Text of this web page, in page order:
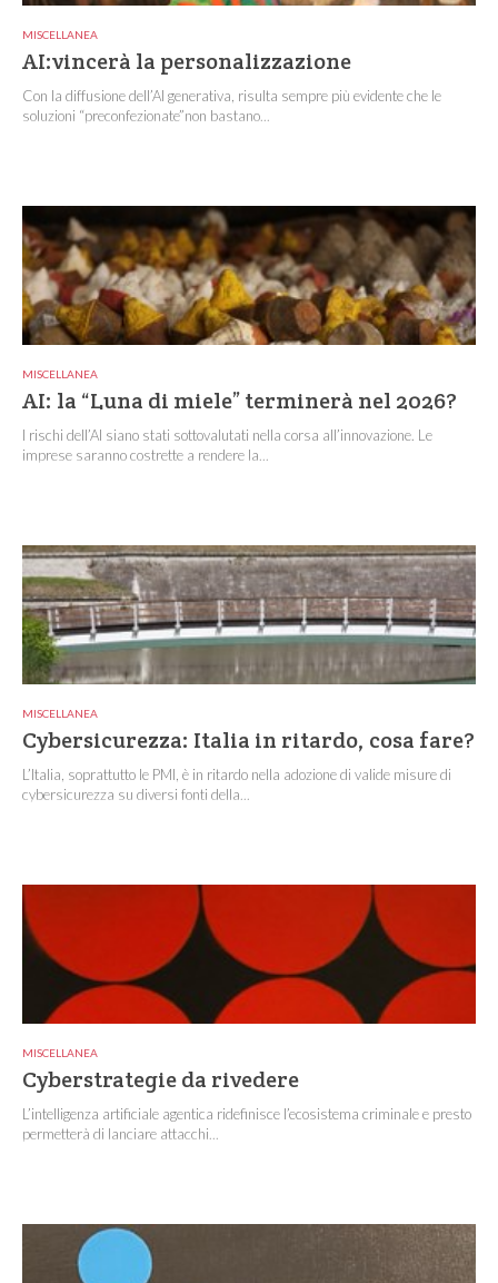
MISCELLANEA
AI:vincerà la personalizzazione
Con la diffusione dell’AI generativa, risulta sempre più evidente che le
soluzioni “preconfezionate”non bastano...
MISCELLANEA
AI: la “Luna di miele” terminerà nel 2026?
I rischi dell’AI siano stati sottovalutati nella corsa all’innovazione. Le
imprese saranno costrette a rendere la...
MISCELLANEA
Cybersicurezza: Italia in ritardo, cosa fare?
L’Italia, soprattutto le PMI, è in ritardo nella adozione di valide misure di
cybersicurezza su diversi fonti della...
MISCELLANEA
Cyberstrategie da rivedere
L’intelligenza artificiale agentica ridefinisce l’ecosistema criminale e presto
permetterà di lanciare attacchi...